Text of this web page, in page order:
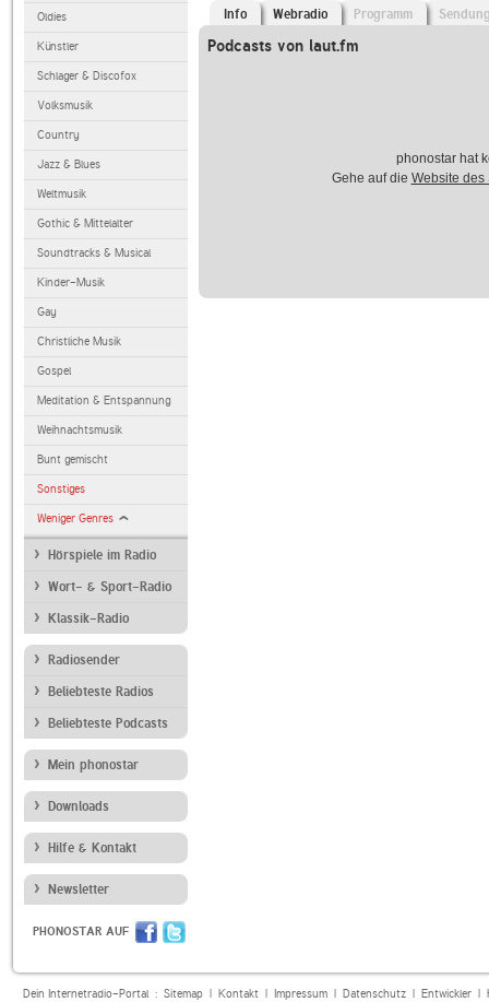
Oldies
Künstler
Schlager & Discofox
Volksmusik
Country
Jazz & Blues
Weltmusik
Gothic & Mittelalter
Soundtracks & Musical
Kinder-Musik
Gay
Christliche Musik
Gospel
Meditation & Entspannung
Weihnachtsmusik
Bunt gemischt
Sonstiges
Weniger Genres
Hörspiele im Radio
Wort- & Sport-Radio
Klassik-Radio
Radiosender
Beliebteste Radios
Beliebteste Podcasts
Mein phonostar
Downloads
Hilfe & Kontakt
Newsletter
PHONOSTAR AUF
Info Webradio Programm
Podcasts von laut.fm
phonostar hat
Gehe auf die Website des
Dein Internetradio-Portal : Sitemap| Kontakt| Impressum| Datenschutz| Entwickler|